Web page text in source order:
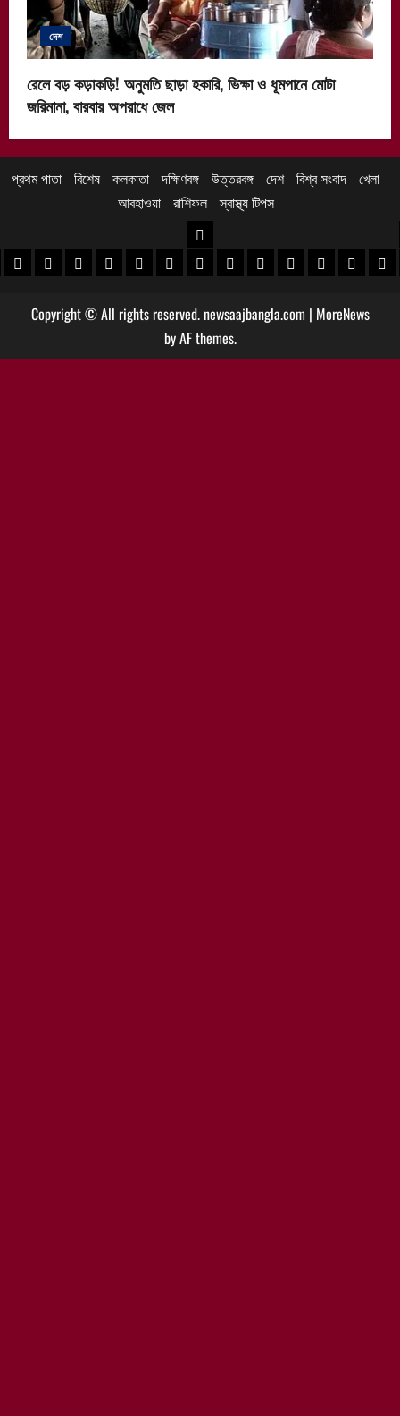
দেশ
রেলে বড় কড়াকড়ি! অনুমতি ছাড়া হকারি, ভিক্ষা ও ধূমপানে মোটা
জরিমানা, বারবার অপরাধে জেল
প্রথম পাতা বিশেষ কলকাতা দক্ষিণবঙ্গ উত্তরবঙ্গ দেশ বিশ্ব সংবাদ খেলা
আবহাওয়া
রাশিফল স্বাস্থ্য টিপস
খবর
খবর
পুরুলিয়া খবর
বাঁকুড়া খবরপশ্চিম বর্ধমান খবর
পূর্ব বর্ধমান খবর
বীরভূম খবরমুর্শিদাবাদ খবর
উত্তরবঙ্গ
কোচবিহার নিউজ
আলিপুরদুয়ার খবর
জলপাইগুড়ি খবর
শিলিগুড়ি খবর
উত্তরদক্ষিণ
Copyright © All rights reserved. newsaajbangla.com | MoreNews
by AF themes.